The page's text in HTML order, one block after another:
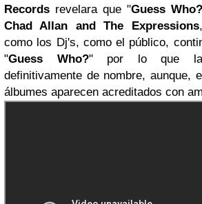
Records revelara que "Guess Who?
Chad Allan and The Expressions
como los Dj's, como el público,
"Guess Who?" por lo que la
definitivamente de nombre, aunque,
álbumes aparecen acreditados con